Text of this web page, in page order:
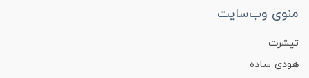
منوی وب‌سایت
تیشرت
هودی ساده